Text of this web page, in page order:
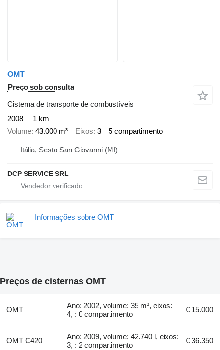
OMT
Preço sob consulta
Cisterna de transporte de combustíveis
2008
1 km
Volume 43.000 m³ Eixos 3 5 compartimento
Itália, Sesto San Giovanni (MI)
DCP SERVICE SRL
Informações sobre OMT
Preços de cisternas OMT
OMT
Ano: 2002, volume: 35 m³, eixos:
4, : 0 compartimento
€ 15.000
OMT C420
Ano: 2009, volume: 42.740 l, eixos:
3, : 2 compartimento
€ 36.350